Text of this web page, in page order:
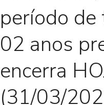
período
02 anos
encerra
(31/03/